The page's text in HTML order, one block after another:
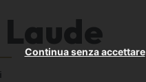
Continua senza accettare